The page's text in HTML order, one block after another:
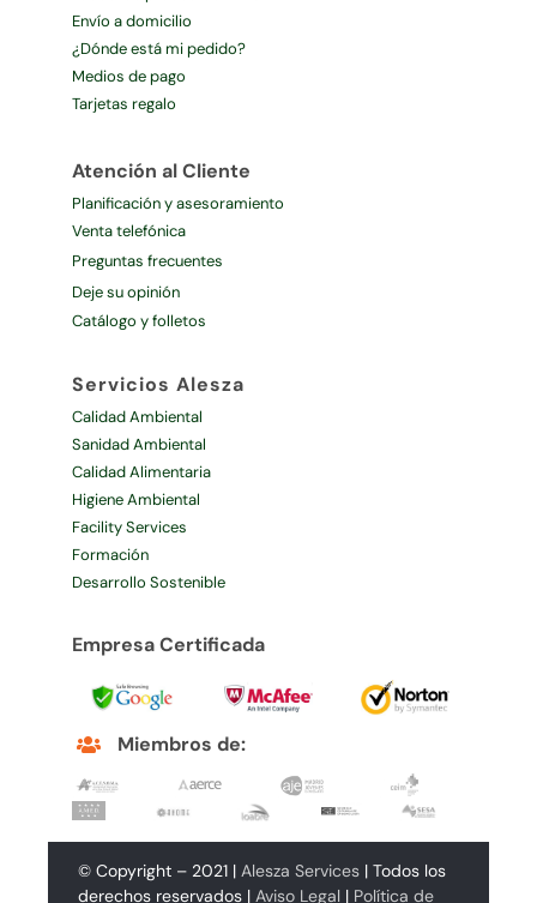
Envío a domicilio
¿Dónde está mi pedido?
Medios de pago
Tarjetas regalo
Atención al Cliente
Planificación y asesoramiento
Venta telefónica
Preguntas frecuentes
Deje su opinión
Catálogo y folletos
Servicios Alesza
Calidad Ambiental
Sanidad Ambiental
Calidad Alimentaria
Higiene Ambiental
Facility Services
Formación
Desarrollo Sostenible
Empresa Certificada
Miembros de:
© Copyright – 2021 | Alesza Services| Todos los
derechos reservados | Aviso Legal| Política de